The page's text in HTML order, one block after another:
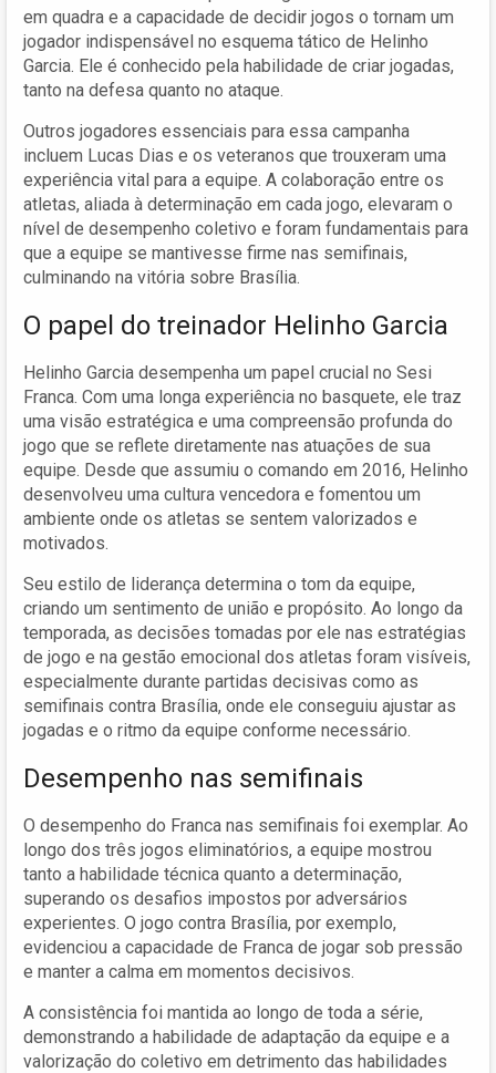
em quadra e a capacidade de decidir jogos o tornam um
jogador indispensável no esquema tático de Helinho
Garcia. Ele é conhecido pela habilidade de criar jogadas,
tanto na defesa quanto no ataque.
Outros jogadores essenciais para essa campanha
incluem Lucas Dias e os veteranos que trouxeram uma
experiência vital para a equipe. A colaboração entre os
atletas, aliada à determinação em cada jogo, elevaram o
nível de desempenho coletivo e foram fundamentais para
que a equipe se mantivesse firme nas semifinais,
culminando na vitória sobre Brasília.
O papel do treinador Helinho Garcia
Helinho Garcia desempenha um papel crucial no Sesi
Franca. Com uma longa experiência no basquete, ele traz
uma visão estratégica e uma compreensão profunda do
jogo que se reflete diretamente nas atuações de sua
equipe. Desde que assumiu o comando em 2016, Helinho
desenvolveu uma cultura vencedora e fomentou um
ambiente onde os atletas se sentem valorizados e
motivados.
Seu estilo de liderança determina o tom da equipe,
criando um sentimento de união e propósito. Ao longo da
temporada, as decisões tomadas por ele nas estratégias
de jogo e na gestão emocional dos atletas foram visíveis,
especialmente durante partidas decisivas como as
semifinais contra Brasília, onde ele conseguiu ajustar as
jogadas e o ritmo da equipe conforme necessário.
Desempenho nas semifinais
O desempenho do Franca nas semifinais foi exemplar. Ao
longo dos três jogos eliminatórios, a equipe mostrou
tanto a habilidade técnica quanto a determinação,
superando os desafios impostos por adversários
experientes. O jogo contra Brasília, por exemplo,
evidenciou a capacidade de Franca de jogar sob pressão
e manter a calma em momentos decisivos.
A consistência foi mantida ao longo de toda a série,
demonstrando a habilidade de adaptação da equipe e a
valorização do coletivo em detrimento das habilidades